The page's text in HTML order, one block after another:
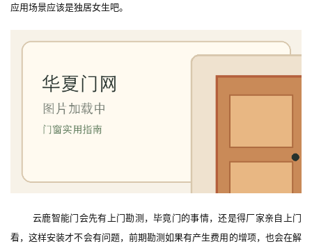
应用场景应该是独居女生吧。
云鹿智能门会先有上门勘测，毕竟门的事情，还是得厂家亲自上门
看，这样安装才不会有问题，前期勘测如果有产生费用的增项，也会在解